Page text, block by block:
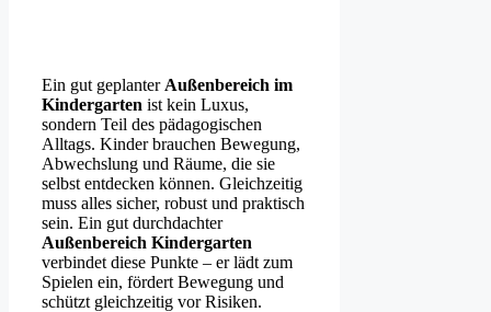
Ein gut geplanter Außenbereich im
Kindergarten ist kein Luxus,
sondern Teil des pädagogischen
Alltags. Kinder brauchen Bewegung,
Abwechslung und Räume, die sie
selbst entdecken können. Gleichzeitig
muss alles sicher, robust und praktisch
sein. Ein gut durchdachter
Außenbereich Kindergarten
verbindet diese Punkte – er lädt zum
Spielen ein, fördert Bewegung und
schützt gleichzeitig vor Risiken.